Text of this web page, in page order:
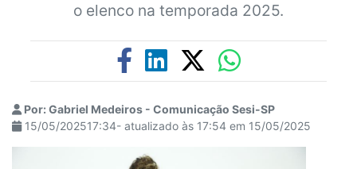
o elenco na temporada 2025.
Por: Gabriel Medeiros - Comunicação Sesi-SP
15/05/202517:34- atualizado às 17:54 em 15/05/2025